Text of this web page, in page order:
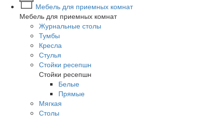
Мебель для приемных комнат
Мебель для приемных комнат
Журнальные столы
Тумбы
Кресла
Стулья
Стойки ресепшн
Стойки ресепшн
Белые
Прямые
Мягкая
Столы